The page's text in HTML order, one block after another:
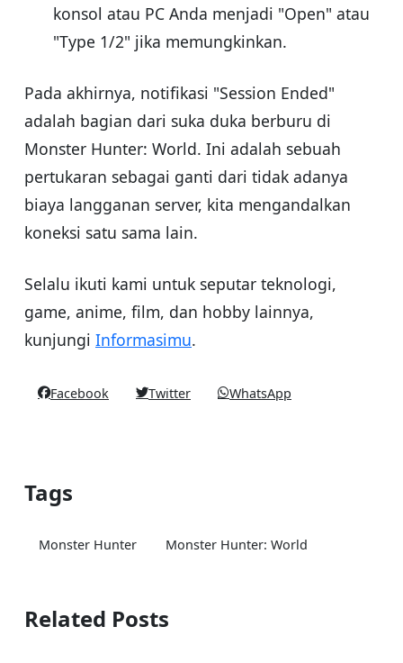
konsol atau PC Anda menjadi "Open" atau
"Type 1/2" jika memungkinkan.
Pada akhirnya, notifikasi "Session Ended"
adalah bagian dari suka duka berburu di
Monster Hunter: World. Ini adalah sebuah
pertukaran sebagai ganti dari tidak adanya
biaya langganan server, kita mengandalkan
koneksi satu sama lain.
Selalu ikuti kami untuk seputar teknologi,
game, anime, film, dan hobby lainnya,
kunjungi Informasimu.
Facebook Twitter WhatsApp
Tags
Monster Hunter Monster Hunter: World
Related Posts